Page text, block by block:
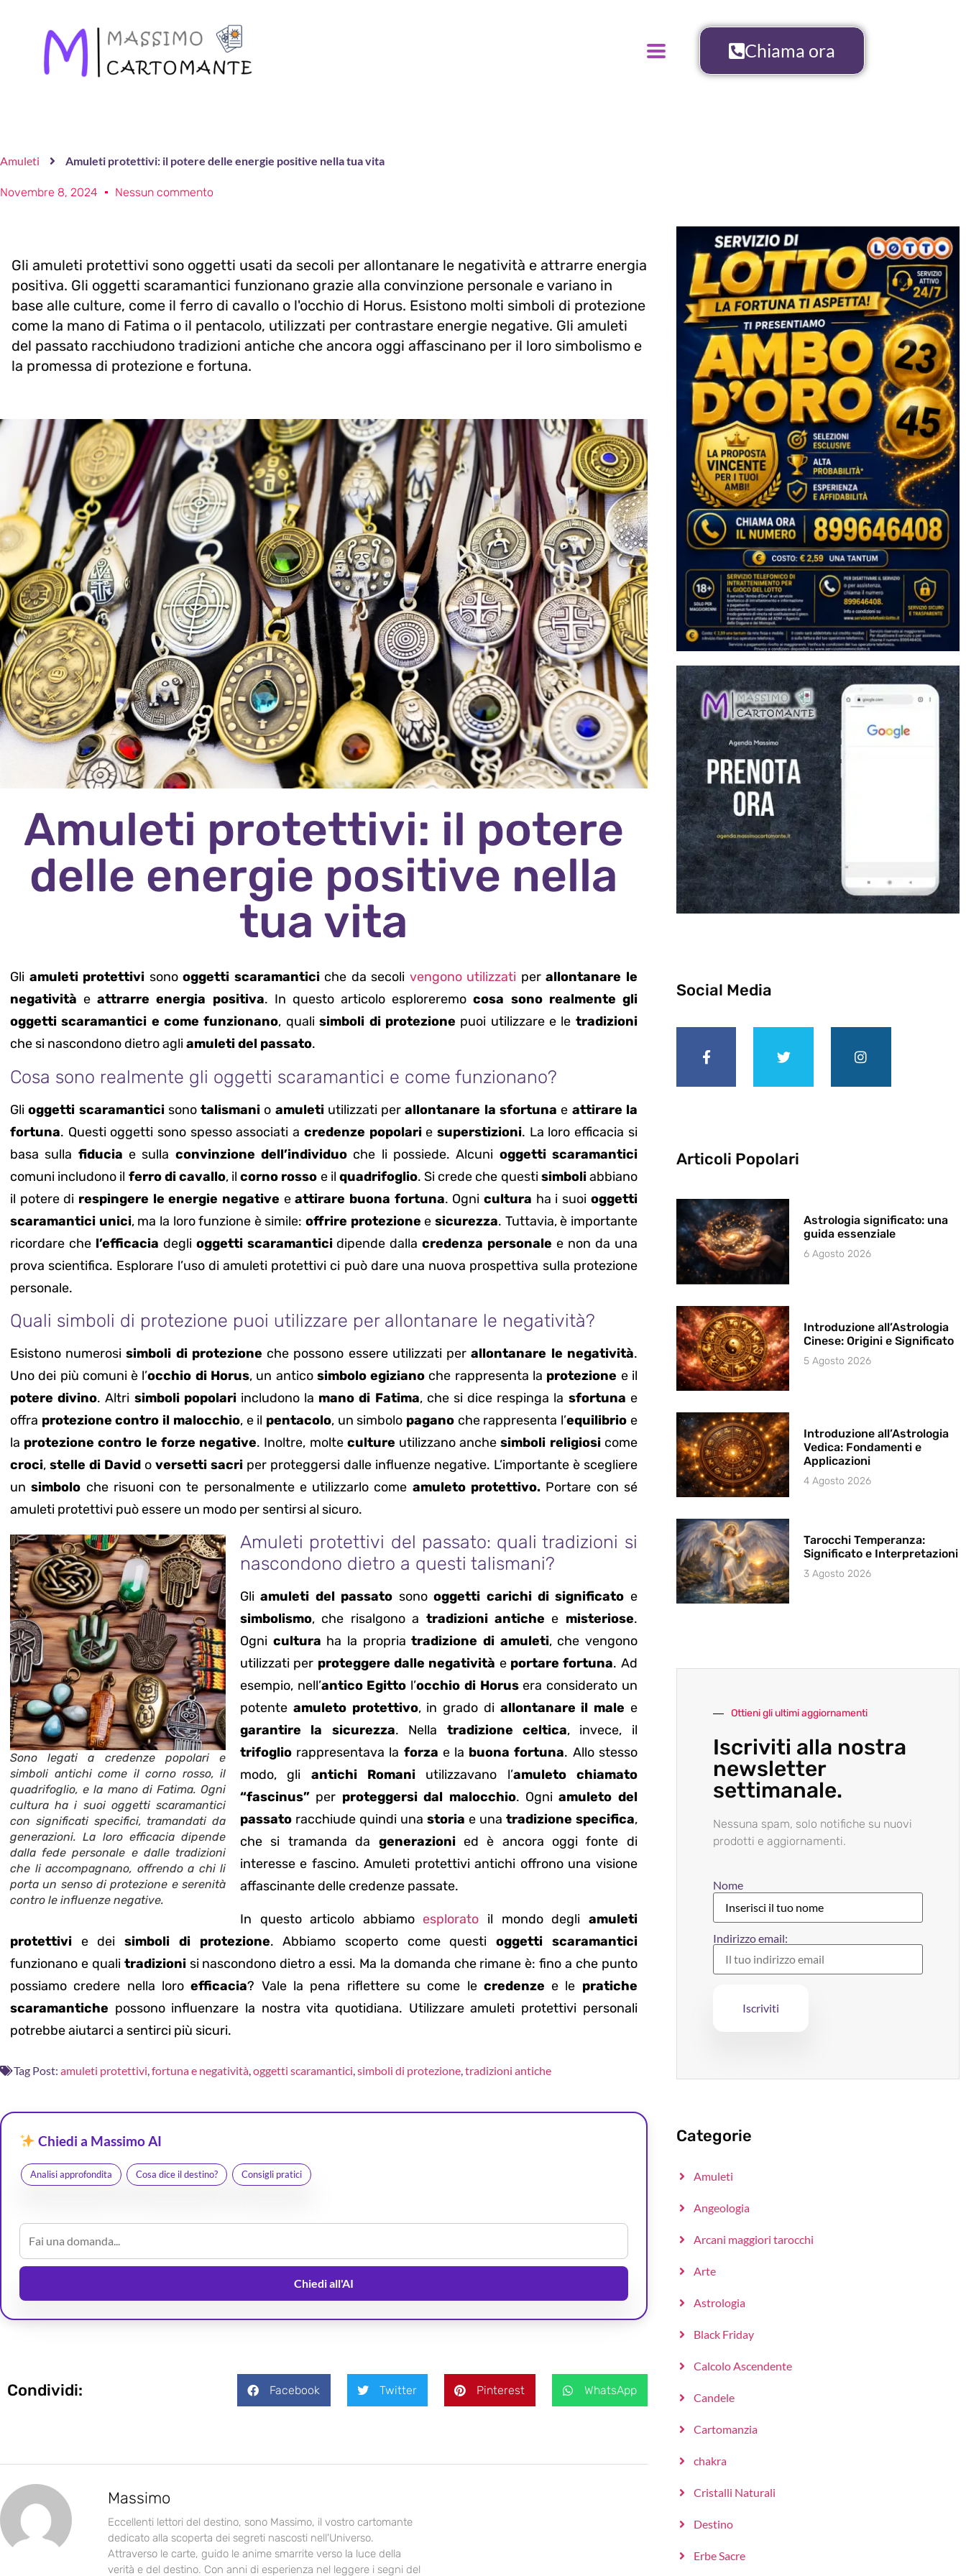
Chiama ora
Amuleti Amuleti protettivi: il potere delle energie positive nella tua vita
Novembre 8, 2024 Nessun commento
Gli amuleti protettivi sono oggetti usati da secoli per allontanare le negatività e attrarre energia
positiva. Gli oggetti scaramantici funzionano grazie alla convinzione personale e variano in
base alle culture, come il ferro di cavallo o l'occhio di Horus. Esistono molti simboli di protezione
come la mano di Fatima o il pentacolo, utilizzati per contrastare energie negative. Gli amuleti
del passato racchiudono tradizioni antiche che ancora oggi affascinano per il loro simbolismo e
la promessa di protezione e fortuna.
Amuleti protettivi: il potere
delle energie positive nella
tua vita
Gli amuleti protettivi sonooggetti scaramanticiche da secoli vengono utilizzati perallontanare le
negatività eattrarre energia positiva. In questo articolo esploreremocosa sono realmente gli
oggetti scaramantici e come funzionano, qualisimboli di protezione puoi utilizzare e le tradizioni
che si nascondono dietro agliamuleti del passato.
Cosa sono realmente gli oggetti scaramantici e come funzionano?
Glioggetti scaramanticisonotalismani o amuletiutilizzati perallontanare la sfortuna e attirare la
fortuna. Questi oggetti sono spesso associati a credenze popolariesuperstizioni. La loro efficacia si
basa sulla fiducia e sulla convinzione dell’individuoche li possiede. Alcuni oggetti scaramantici
comuni includono il ferro di cavallo, ilcorno rosso e il quadrifoglio. Si crede che questisimboliabbiano
il potere di respingere le energie negative eattirare buona fortuna. Ognicultura ha i suoi oggetti
scaramantici unici, ma la loro funzione è simile:offrire protezione e sicurezza. Tuttavia, è importante
ricordare che l’efficacia degli oggetti scaramanticidipende dallacredenza personale e non da una
prova scientifica. Esplorare l’uso di amuleti protettivi ci può dare una nuova prospettiva sulla protezione
personale.
Quali simboli di protezione puoi utilizzare per allontanare le negatività?
Esistono numerosisimboli di protezione che possono essere utilizzati perallontanare le negatività.
Uno dei più comuni è l’occhio di Horus, un antico simbolo egiziano che rappresenta la protezione e il
potere divino. Altri simboli popolariincludono la mano di Fatima, che si dice respinga la sfortuna e
offra protezione contro il malocchio, e il pentacolo, un simbolo pagano che rappresenta l’equilibrio e
la protezione contro le forze negative. Inoltre, molte culture utilizzano anchesimboli religiosicome
croci, stelle di Davido versetti sacriper proteggersi dalle influenze negative. L’importante è scegliere
unsimbolo che risuoni con te personalmente e utilizzarlo come amuleto protettivo. Portare con sé
amuleti protettivi può essere un modo per sentirsi al sicuro.
Sono legati a credenze popolari e
simboli antichi come il corno rosso, il
quadrifoglio, e la mano di Fatima. Ogni
cultura ha i suoi oggetti scaramantici
con significati specifici, tramandati da
generazioni. La loro efficacia dipende
dalla fede personale e dalle tradizioni
che li accompagnano, offrendo a chi li
porta un senso di protezione e serenità
contro le influenze negative.
Amuleti protettivi del passato: quali tradizioni si
nascondono dietro a questi talismani?
Gliamuleti del passato sonooggetti carichi di significato e
simbolismo, che risalgono a tradizioni antiche e misteriose.
Ogni cultura ha la propriatradizione di amuleti, che vengono
utilizzati per proteggere dalle negatività e portare fortuna. Ad
esempio, nell’antico Egitto l’occhio di Horusera considerato un
potente amuleto protettivo, in grado di allontanare il male e
garantire la sicurezza. Nella tradizione celtica, invece, il
trifoglio rappresentava la forza e la buona fortuna. Allo stesso
modo, gli antichi Romaniutilizzavano l’amuleto chiamato
“fascinus” per proteggersi dal malocchio. Ogniamuleto del
passato racchiude quindi una storia e una tradizione specifica,
che si tramanda da generazionied è ancora oggi fonte di
interesse e fascino. Amuleti protettivi antichi offrono una visione
affascinante delle credenze passate.
In questo articolo abbiamo esplorato il mondo degli amuleti
protettivi e deisimboli di protezione. Abbiamo scoperto come questioggetti scaramantici
funzionano e quali tradizionisi nascondono dietro a essi. Ma la domanda che rimane è: fino a che punto
possiamo credere nella loroefficacia? Vale la pena riflettere su come le credenze e le pratiche
scaramantiche possono influenzare la nostra vita quotidiana. Utilizzare amuleti protettivi personali
potrebbe aiutarci a sentirci più sicuri.
Tag Post: amuleti protettivi,fortuna e negatività,oggetti scaramantici,simboli di protezione,tradizioni antiche
Chiedi a Massimo AI
Analisi approfondita Cosa dice il destino? Consigli pratici
Chiedi all'AI
Condividi: Facebook Twitter Pinterest WhatsApp
Massimo
Eccellenti lettori del destino, sono Massimo, il vostro cartomante
dedicato alla scoperta dei segreti nascosti nell'Universo.
Attraverso le carte, guido le anime smarrite verso la luce della
verità e del destino. Con anni di esperienza nel leggere i segni del
Social Media
Articoli Popolari
Astrologia significato: una
guida essenziale
6 Agosto 2026
Introduzione all’Astrologia
Cinese: Origini e Significato
5 Agosto 2026
Introduzione all’Astrologia
Vedica: Fondamenti e
Applicazioni
4 Agosto 2026
Tarocchi Temperanza:
Significato e Interpretazioni
3 Agosto 2026
Ottieni gli ultimi aggiornamenti
Iscriviti alla nostra
newsletter
settimanale.
Nessuna spam, solo notifiche su nuovi
prodotti e aggiornamenti.
Nome
Indirizzo email:
Categorie
Amuleti
Angeologia
Arcani maggiori tarocchi
Arte
Astrologia
Black Friday
Calcolo Ascendente
Candele
Cartomanzia
chakra
Cristalli Naturali
Destino
Erbe Sacre